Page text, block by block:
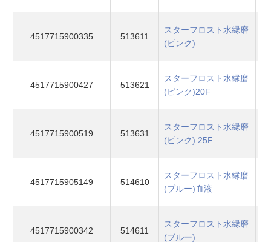
4517715900335 513611
スターフロスト水縁磨
(ピンク)
4517715900427 513621
スターフロスト水縁磨
(ピンク)20F
4517715900519 513631
スターフロスト水縁磨
(ピンク) 25F
4517715905149 514610
スターフロスト水縁磨
(ブルー)血液
4517715900342 514611
スターフロスト水縁磨
(ブルー)